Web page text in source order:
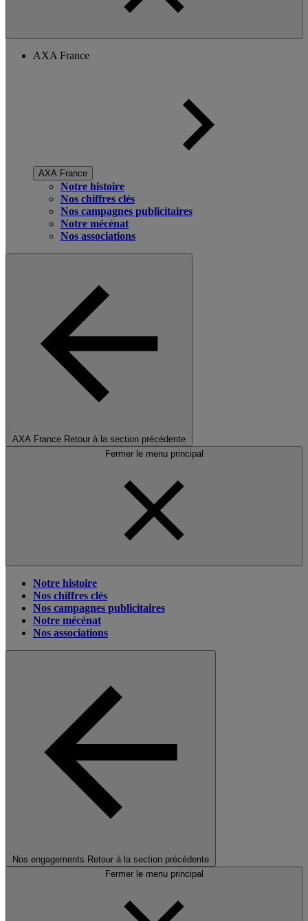
AXA France
AXA France
Notre histoire
Nos chiffres clés
Nos campagnes publicitaires
Notre mécénat
Nos associations
AXA France Retour à la section précédente
Fermer le menu principal
Notre histoire
Nos chiffres clés
Nos campagnes publicitaires
Notre mécénat
Nos associations
Nos engagements Retour à la section précédente
Fermer le menu principal